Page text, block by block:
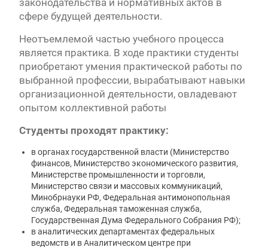
законодательства и нормативных актов в
сфере будущей деятельности.
Неотъемлемой частью учебного процесса
является практика. В ходе практики студенты
приобретают умения практической работы по
выбранной профессии, вырабатывают навыки
организационной деятельности, овладевают
опытом коллективной работы
Студенты проходят практику:
в органах государственной власти (Министерство
финансов, Министерство экономического развития,
Министерстве промышленности и торговли,
Министерство связи и массовых коммуникаций,
Минобрнауки РФ, Федеральная антимонопольная
служба, Федеральная таможенная служба,
Государственная Дума Федерального Собрания РФ);
в аналитических департаментах федеральных
ведомств и в Аналитическом центре при